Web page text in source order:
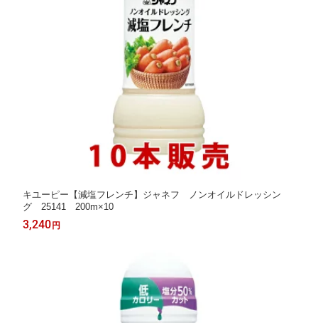
キユーピー【減塩フレンチ】ジャネフ ノンオイルドレッシン
グ 25141 200m×10
3,240 円